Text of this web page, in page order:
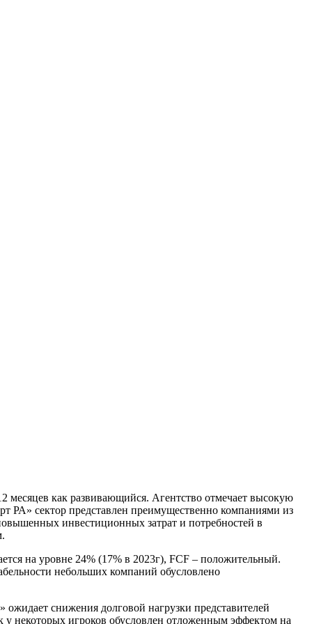
месяцев как развивающийся. Агентство отмечает высокую
РА» сектор представлен преимущественно компаниями из
инвестиционных затрат и потребностей в
на уровне 24% (17% в 2023г), FCF – положительный.
небольших компаний обусловлено
ожидает снижения долговой нагрузки представителей
у некоторых игроков обусловлен отложенным эффектом на